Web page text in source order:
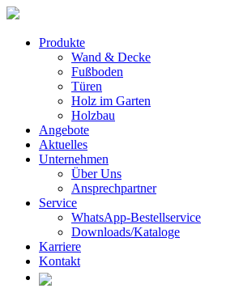
Produkte
Wand & Decke
Fußboden
Türen
Holz im Garten
Holzbau
Angebote
Aktuelles
Unternehmen
Über Uns
Ansprechpartner
Service
WhatsApp-Bestellservice
Downloads/Kataloge
Karriere
Kontakt